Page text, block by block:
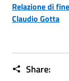
Relazione di
Claudio Gotta
Share: